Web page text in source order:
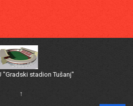
"Gradski stadion Tušanj"
↑